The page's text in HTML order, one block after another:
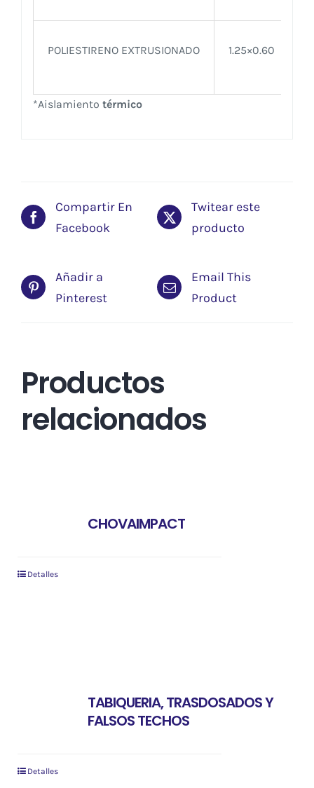
POLIESTIRENO EXTRUSIONADO 1.25×0.60
*Aislamiento térmico
Compartir En
Facebook
Twitear este
producto
Añadir a
Pinterest
Email This
Product
Productos
relacionados
CHOVAIMPACT
Detalles
TABIQUERIA, TRASDOSADOS Y
FALSOS TECHOS
Detalles